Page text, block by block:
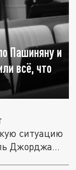
Пашиняну и
всё, что
ситуацию
Джорджа...